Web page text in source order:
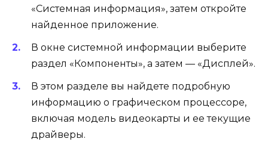
«Системная информация», затем откройте
найденное приложение.
В окне системной информации выберите
раздел «Компоненты», а затем — «Дисплей».
В этом разделе вы найдете подробную
информацию о графическом процессоре,
включая модель видеокарты и ее текущие
драйверы.